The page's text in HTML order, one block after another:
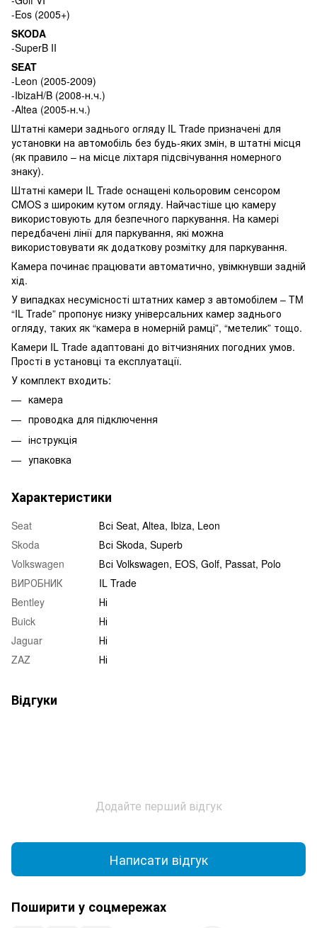
-Eos (2005+)
SKODA
-SuperB II
SEAT
-Leon (2005-2009)
-IbizaH/B (2008-н.ч.)
-Altea (2005-н.ч.)
Штатні камери заднього огляду IL Trade призначені для
установки на автомобіль без будь-яких змін, в штатні місця
(як правило – на місце ліхтаря підсвічування номерного
знаку).
Штатні камери IL Trade оснащені кольоровим сенсором
CMOS з широким кутом огляду. Найчастіше цю камеру
використовують для безпечного паркування. На камері
передбачені лінії для паркування, які можна
використовувати як додаткову розмітку для паркування.
Камера починає працювати автоматично, увімкнувши задній
хід.
У випадках несумісності штатних камер з автомобілем – TM
“IL Trade” пропонує низку універсальних камер заднього
огляду, таких як “камера в номерній рамці”, “метелик” тощо.
Камери IL Trade адаптовані до вітчизняних погодних умов.
Прості в установці та експлуатації.
У комплект входить:
камера
проводка для підключення
інструкція
упаковка
Характеристики
Seat
Всі Seat, Altea, Ibiza, Leon
Skoda
Всі Skoda, Superb
Volkswagen
Всі Volkswagen, EOS, Golf, Passat, Polo
ВИРОБНИК
IL Trade
Bentley
Ні
Buick
Ні
Jaguar
Ні
ZAZ
Ні
Відгуки
Додайте перший відгук
Написати відгук
Поширити у соцмережах